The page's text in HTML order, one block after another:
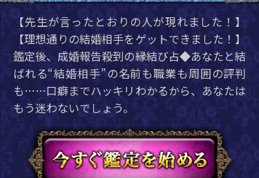
【先生が言ったとおりの人が現れました！】
【理想通りの結婚相手をゲットできました！】
鑑定後、成婚報告殺到の縁結び占◆あなたと結
ばれる“結婚相手”の名前も職業も周囲の評判
も……口癖までハッキリわかるから、あなたは
もう迷わないでしょう。